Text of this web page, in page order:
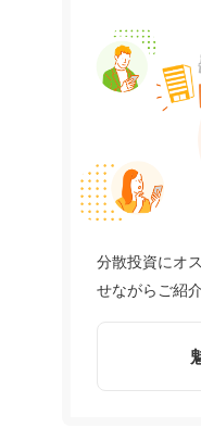
分散投資にオ
せながらご紹介